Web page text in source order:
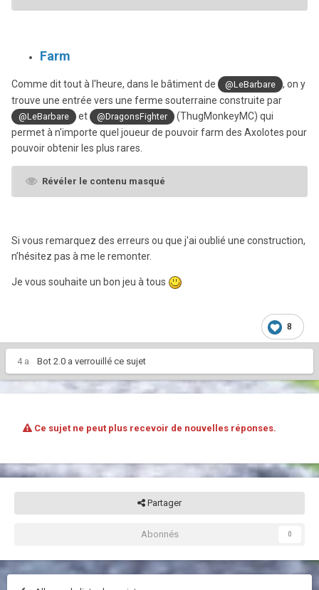
Farm
Comme dit tout à l'heure, dans le bâtiment de @LeBarbare
, on y
trouve une entrée vers une ferme souterraine construite par
@LeBarbare et @DragonsFighter
(ThugMonkeyMC) qui
permet à n'importe quel joueur de pouvoir farm des Axolotes pour
pouvoir obtenir les plus rares.
Révéler le contenu masqué
Si vous remarquez des erreurs ou que j'ai oublié une construction,
n’hésitez pas à me le remonter.
Je vous souhaite un bon jeu à tous
8
4 a Bot 2.0 a verrouillé ce sujet
Ce sujet ne peut plus recevoir de nouvelles réponses.
Partager
Abonnés 0